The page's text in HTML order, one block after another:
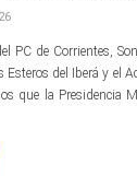
PC de Corrientes,
Esteros del Iberá y el
que la Presidencia